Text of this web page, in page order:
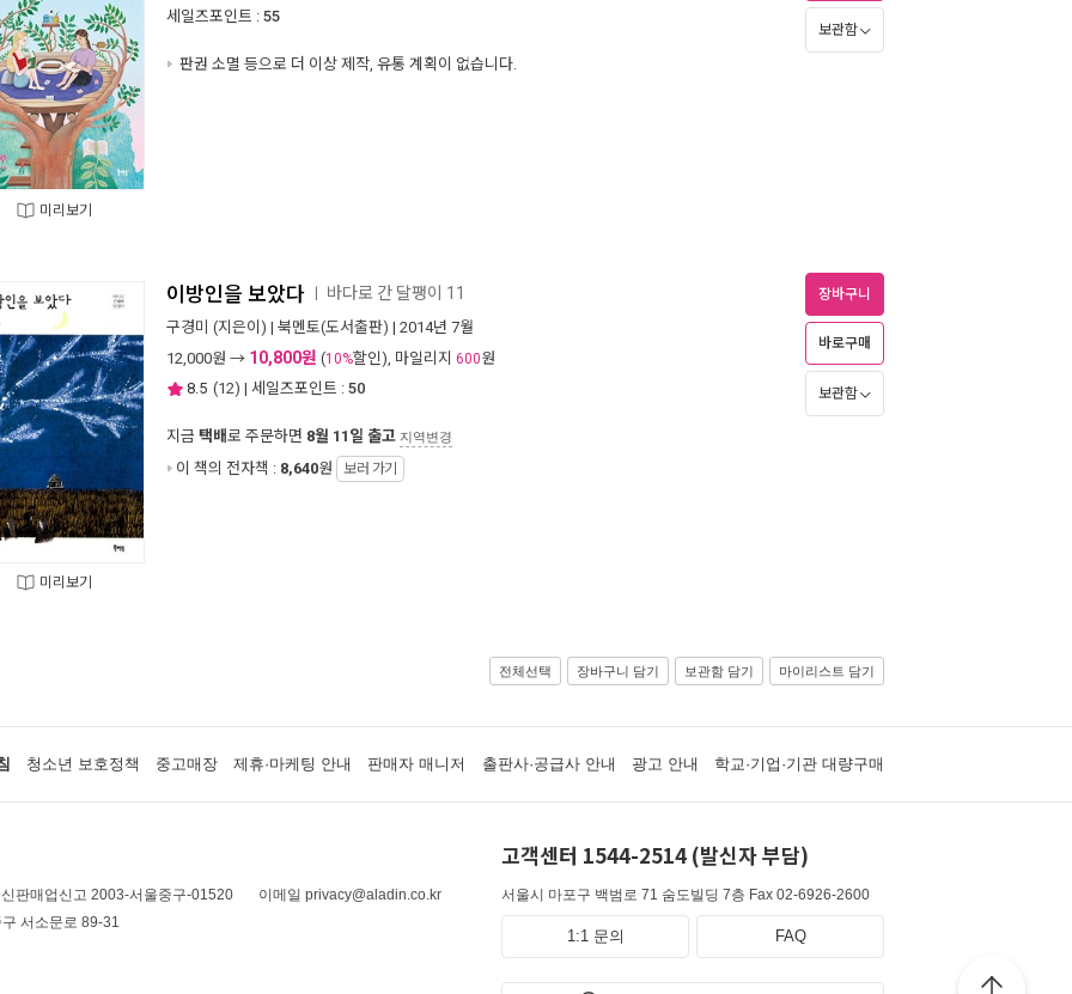
미리보기
세일즈포인트 : 55
판권 소멸 등으로 더 이상 제작, 유통 계획이 없습니다.
보관함
미리보기
이방인을 보았다 바다로 간 달팽이 11
구경미 (지은이) | 북멘토(도서출판) | 2014년 7월
12,000원 → 10,800원 (10%할인), 마일리지 600원
8.5 (12) | 세일즈포인트 : 50
지금 택배로 주문하면 8월 11일 출고 지역변경
이 책의 전자책 : 8,640원 보러 가기
장바구니
바로구매
보관함
전체선택 장바구니 담기 보관함 담기 마이리스트 담기
청소년 보호정책 중고매장 제휴·마케팅 안내 판매자 매니저 출판사·공급사 안내 광고 안내 학교·기업·기관 대량구매
판매업신고 2003-서울중구-01520
이메일 privacy@aladin.co.kr
서소문로 89-31
고객센터 1544-2514 (발신자 부담)
서울시 마포구 백범로 71 숨도빌딩 7층 Fax 02-6926-2600
1:1 문의 FAQ